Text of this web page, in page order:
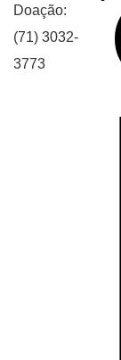
Doação:
(71) 3032-
3773